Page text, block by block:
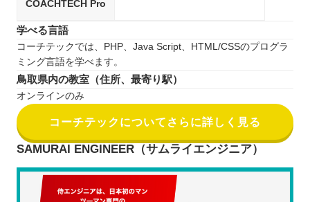
COACHTECH Pro
学べる言語
コーチテックでは、PHP、Java Script、HTML/CSSのプログラ
ミング言語を学べます。
鳥取県内の教室（住所、最寄り駅）
オンラインのみ
コーチテックについてさらに詳しく見る
SAMURAI ENGINEER（サムライエンジニア）